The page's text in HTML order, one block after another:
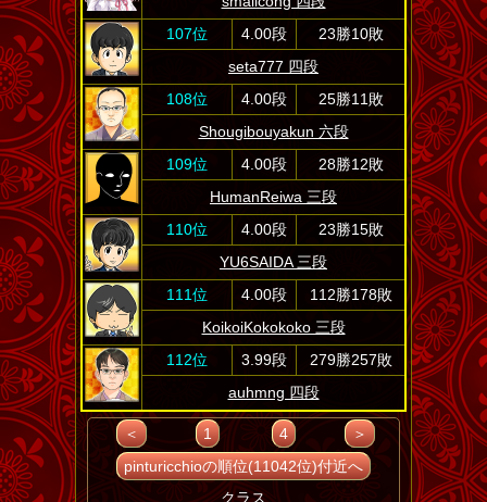
107位
4.00段
23勝10敗
seta777 四段
108位
4.00段
25勝11敗
Shougibouyakun 六段
109位
4.00段
28勝12敗
HumanReiwa 三段
110位
4.00段
23勝15敗
YU6SAIDA 三段
111位
4.00段
112勝178敗
KoikoiKokokoko 三段
112位
3.99段
279勝257敗
auhmng 四段
＜ 1 4
＞
pinturicchioの順位(11042位)付近へ
クラス